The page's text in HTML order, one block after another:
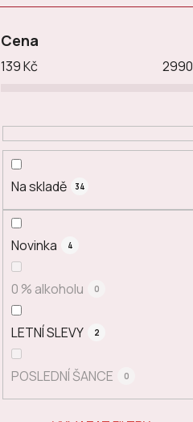
Cena
139Kč 2990
Na skladě 34
Novinka 4
0 % alkoholu 0
LETNÍ SLEVY 2
POSLEDNÍ ŠANCE 0